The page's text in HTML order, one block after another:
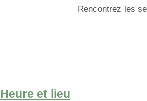
Rencontrez les
Heure et lieu